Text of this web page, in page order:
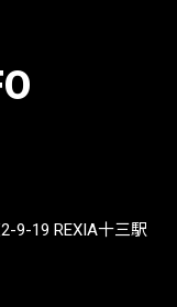
9-19 REXIA十三駅